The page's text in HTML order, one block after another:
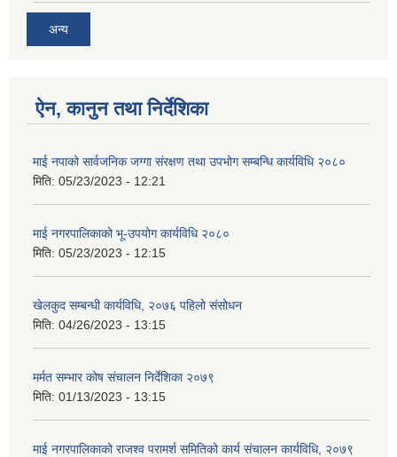
अन्य
ऐन, कानुन तथा निर्देशिका
माई नपाको सार्वजनिक जग्गा संरक्षण तथा उपभोग सम्बन्धि कार्यविधि २०८०
मिति: 05/23/2023 - 12:21
माई नगरपालिकाको भू-उपयोग कार्यविधि २०८०
मिति: 05/23/2023 - 12:15
खेलकुद सम्बन्धी कार्यविधि, २०७६ पहिलो संसोधन
मिति: 04/26/2023 - 13:15
मर्मत सम्भार कोष संचालन निर्देशिका २०७९
मिति: 01/13/2023 - 13:15
माई नगरपालिकाको राजश्व परामर्श समितिको कार्य संचालन कार्यविधि, २०७९